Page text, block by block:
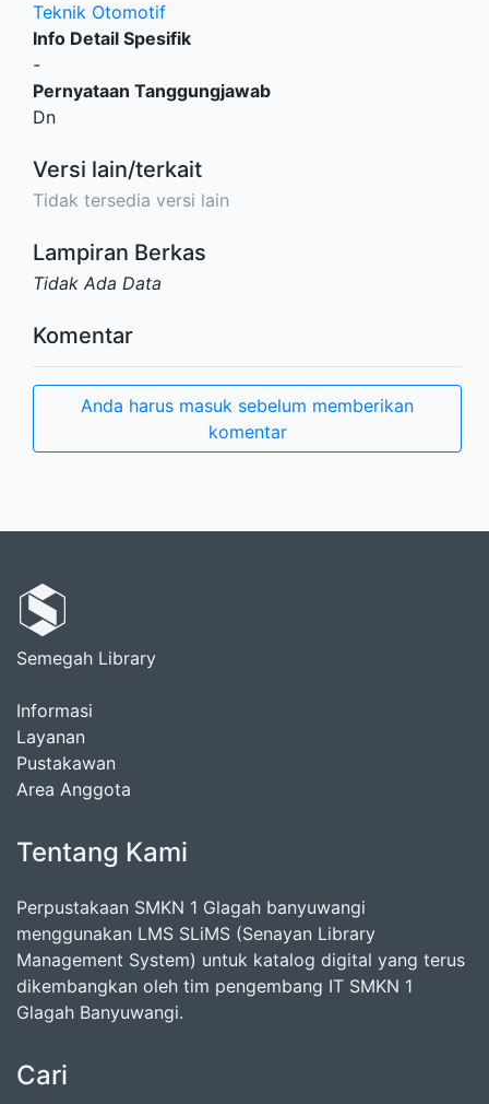
Teknik Otomotif
Info Detail Spesifik
-
Pernyataan Tanggungjawab
Dn
Versi lain/terkait
Tidak tersedia versi lain
Lampiran Berkas
Tidak Ada Data
Komentar
Anda harus masuk sebelum memberikan
komentar
Semegah Library
Informasi
Layanan
Pustakawan
Area Anggota
Tentang Kami
Perpustakaan SMKN 1 Glagah banyuwangi
menggunakan LMS SLiMS (Senayan Library
Management System) untuk katalog digital yang terus
dikembangkan oleh tim pengembang IT SMKN 1
Glagah Banyuwangi.
Cari